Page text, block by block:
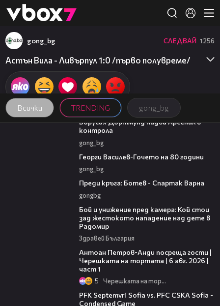
👾
Всички TRENDING gong_bg
gong_bg СЛЕДВАЙ 1256
Астън Вила - Ливърпул 1:0 /първо полувреме/
01:12
Борусия Дортмунд надви Арсенал в
контрола
gong_bg
Георги Василев-Гочето на 80 години
gong_bg
Преди кръга: Ботев - Спартак Варна
gongbg
Бой и унижение пред камера: Кой стои
зад жестокото нападение над дете в
Радомир
Здравей България
Антоан Петров-Анди посреща гости |
Черешката на тортата | 6 авг. 2026 |
част 1
5 Черешката на тортата
PFK Septemvri Sofia vs. PFC CSKA Sofia -
Condensed Game